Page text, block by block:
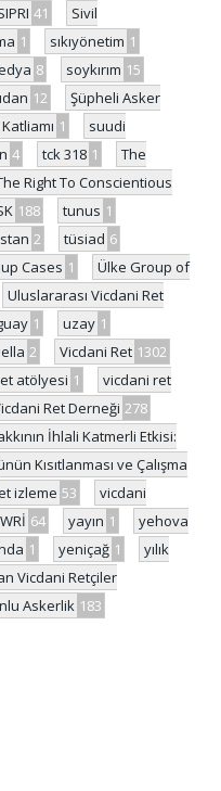
41
Sivil
1 sıkıyönetim 1
8 soykırım 15
12
Şüpheli Asker
1
suudi
4 tck 318 1
The
Right To Conscientious
188 tunus 1
2 tüsiad 6
Cases 1
Ülke Group of
Uluslararası Vicdani Ret
1 uzay 1
2 Vicdani Ret 1302
atölyesi 1
vicdani ret
Ret Derneği 278
İhlali Katmerli Etkisi:
Kısıtlanması ve Çalışma
izleme 53
vicdani
WRİ 64 yayın 1
yehova
1 yeniçağ 1
yılık
Vicdani Retçiler
Askerlik 183